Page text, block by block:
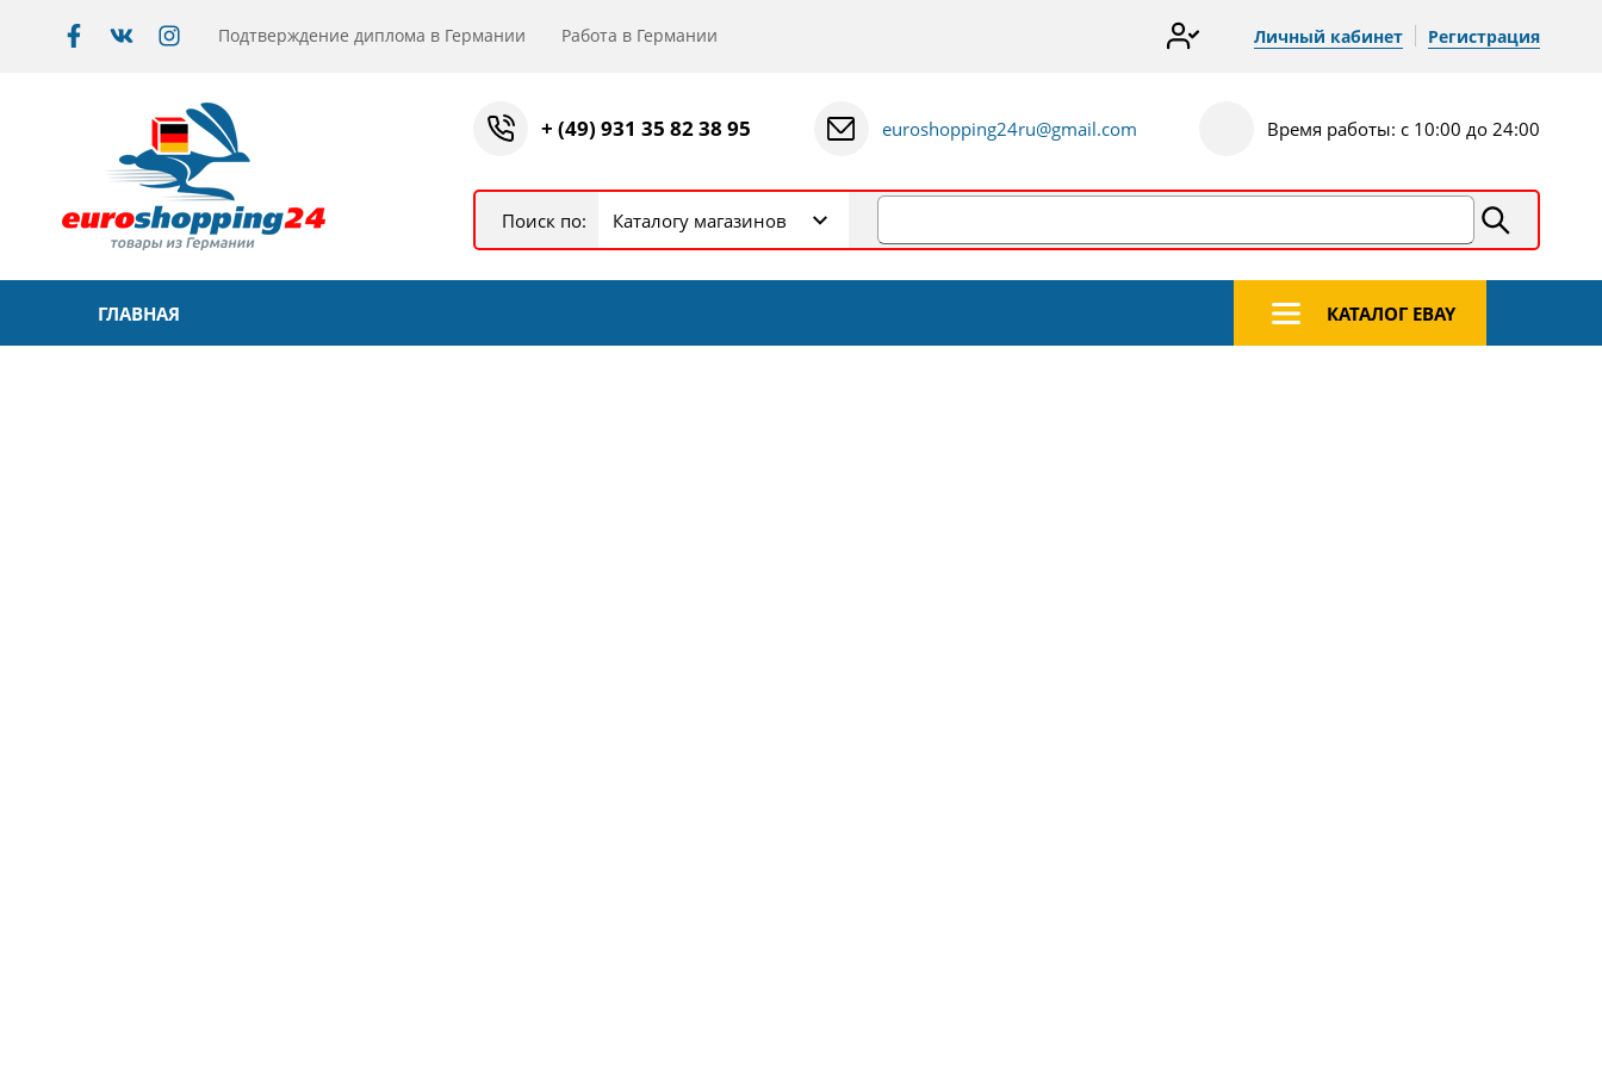
Подтверждение диплома в Германии Работа в Германии Личный кабинет Регистрация
+ (49) 931 35 82 38 95 euroshopping24ru@gmail.com Время работы: с 10:00 до 24:00
Поиск по: Каталогу магазинов
ГЛАВНАЯ КАТАЛОГ EBAY